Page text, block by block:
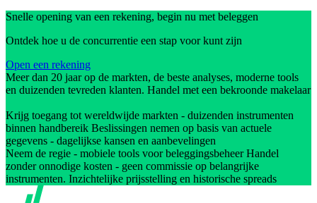
Snelle opening van een rekening, begin nu met beleggen
Ontdek hoe u de concurrentie een stap voor kunt zijn
Open een rekening
Meer dan 20 jaar op de markten, de beste analyses, moderne tools
en duizenden tevreden klanten. Handel met een bekroonde makelaar
Krijg toegang tot wereldwijde markten - duizenden instrumenten
binnen handbereik Beslissingen nemen op basis van actuele
gegevens - dagelijkse kansen en aanbevelingen
Neem de regie - mobiele tools voor beleggingsbeheer Handel
zonder onnodige kosten - geen commissie op belangrijke
instrumenten. Inzichtelijke prijsstelling en historische spreads